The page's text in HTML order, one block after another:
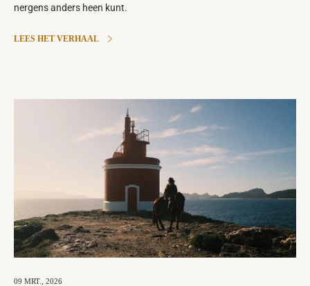
nergens anders heen kunt.
LEES HET VERHAAL
09 MRT., 2026